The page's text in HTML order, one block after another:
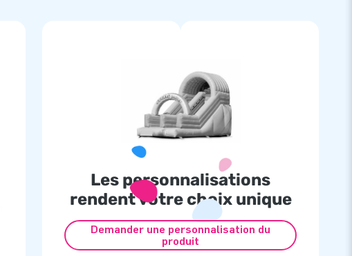
Les personnalisations
rendent votre choix unique
Demander une personnalisation du
produit